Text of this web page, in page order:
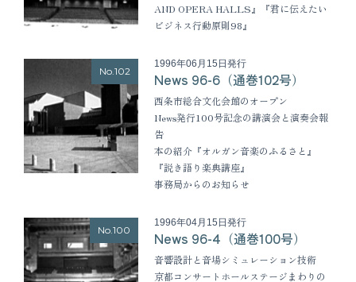
AND OPERA HALLS』『君に伝えたい
ビジネス行動原則98』
No.102
1996年06月15日発行
News 96-6（通巻102号）
西条市総合文化会館のオープン
News発行100号記念の講演会と演奏会報
告
本の紹介『オルガン音楽のふるさと』
『説き語り楽典講座』
事務局からのお知らせ
No.100
1996年04月15日発行
News 96-4（通巻100号）
音響設計と音場シミュレーション技術
京都コンサートホールステージまわりの